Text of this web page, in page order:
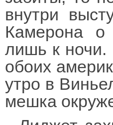
внутри
Камерона о
лишь к ночи.
обоих
утро в
мешка